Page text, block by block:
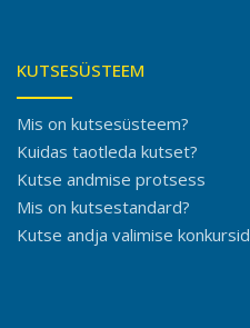
KUTSESÜSTEEM
Mis on kutsesüsteem?
Kuidas taotleda kutset?
Kutse andmise protsess
Mis on kutsestandard?
Kutse andja valimise konkursid